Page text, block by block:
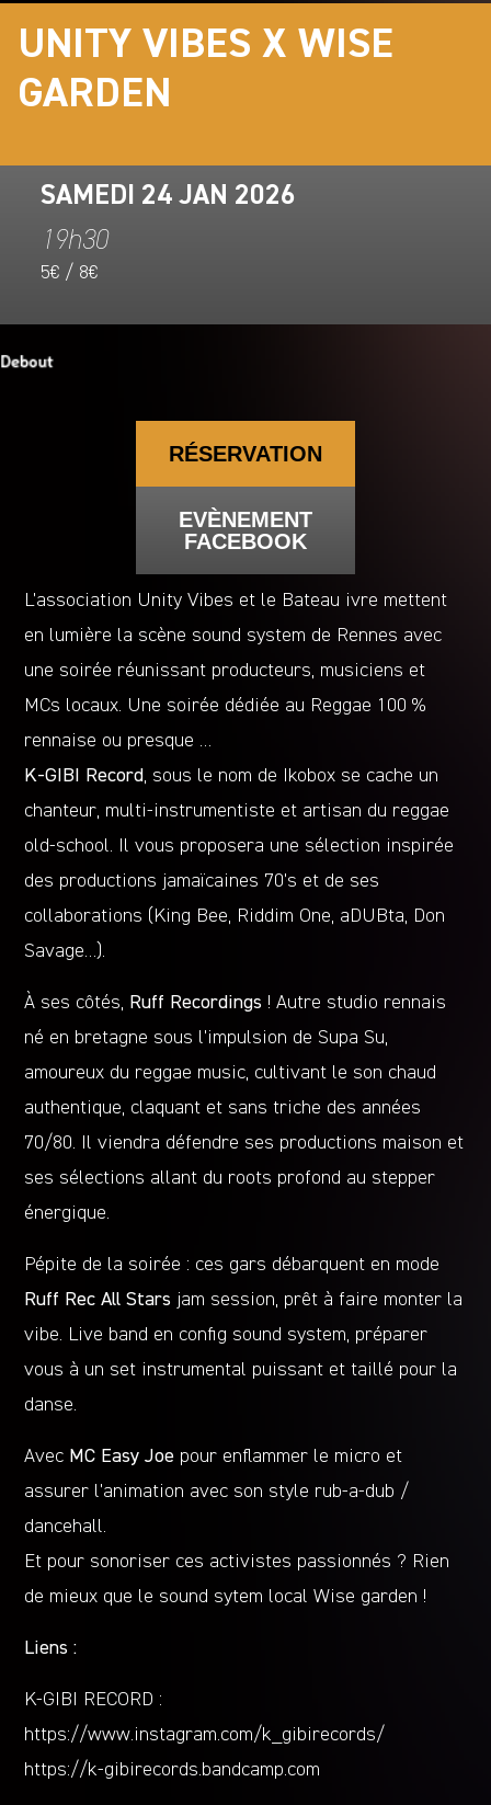
UNITY VIBES X WISE
GARDEN
SAMEDI 24 JAN 2026
19h30
5€ / 8€
RÉSERVATION
EVÈNEMENT
FACEBOOK
L’association Unity Vibes et le Bateau ivre mettent
en lumière la scène sound system de Rennes avec
une soirée réunissant producteurs, musiciens et
MCs locaux. Une soirée dédiée au Reggae 100 %
rennaise ou presque …
K-GIBI Record
, sous le nom de Ikobox se cache un
chanteur, multi-instrumentiste et artisan du reggae
old-school. Il vous proposera une sélection inspirée
des productions jamaïcaines 70’s et de ses
collaborations (King Bee, Riddim One, aDUBta, Don
Savage…).
À ses côtés, Ruff Recordings ! Autre studio rennais
né en bretagne sous l’impulsion de Supa Su,
amoureux du reggae music, cultivant le son chaud
authentique, claquant et sans triche des années
70/80. Il viendra défendre ses productions maison et
ses sélections allant du roots profond au stepper
énergique.
Pépite de la soirée : ces gars débarquent en mode
Ruff Rec All Stars jam session, prêt à faire monter la
vibe. Live band en config sound system, préparer
vous à un set instrumental puissant et taillé pour la
danse.
Avec MC Easy Joe pour enflammer le micro et
assurer l’animation avec son style rub-a-dub /
dancehall.
Et pour sonoriser ces activistes passionnés ? Rien
de mieux que le sound sytem local Wise garden !
Liens :
K-GIBI RECORD :
https://www.instagram.com/k_gibirecords/
https://k-gibirecords.bandcamp.com